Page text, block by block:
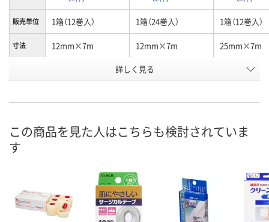
販売単位 1箱（12巻入） 1箱（24巻入） 1箱（12巻入）
寸法 12mm×7m 12mm×7m 25mm×7m
6960972 6960981
カゴへ
ません
カ
詳しく見る
この商品を見た人はこちらも検討されていま
す